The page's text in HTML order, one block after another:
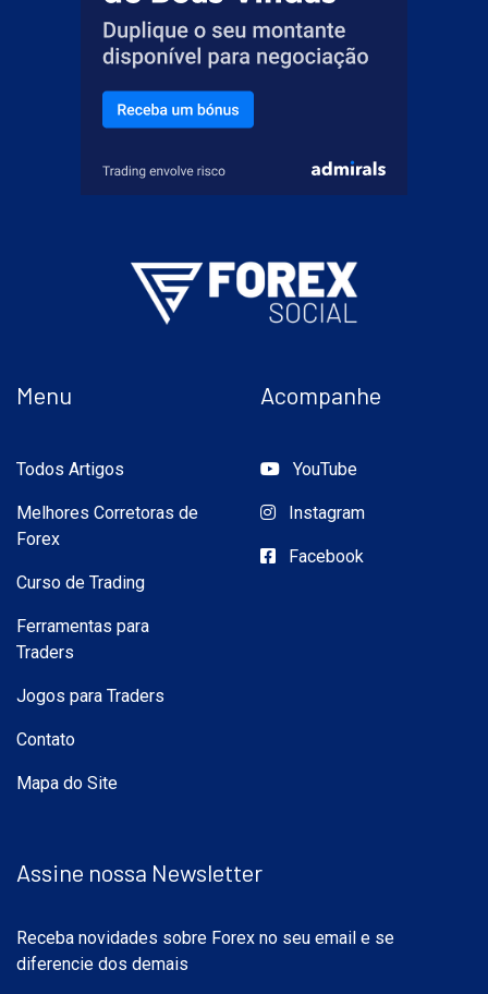
Menu
Todos Artigos
Melhores Corretoras de
Forex
Curso de Trading
Ferramentas para
Traders
Jogos para Traders
Contato
Mapa do Site
Acompanhe
YouTube
Instagram
Facebook
Assine nossa Newsletter
Receba novidades sobre Forex no seu email e se
diferencie dos demais